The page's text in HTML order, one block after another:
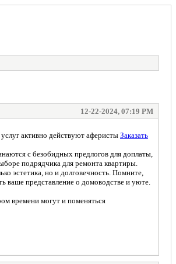
12-22-2024, 07:19 PM
активно действуют аферисты Заказать
с безобидных предлогов для доплаты,
подрядчика для ремонта квартиры.
эстетика, но и долговечность. Помните,
ваше представление о домоводстве и уюте.
времени могут и поменяться